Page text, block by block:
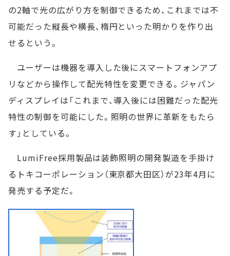
の2軸で光の広がり方を制御できるため、これまでは不
可能だった縦長や横長、楕円といった明かりを作り出
せるという。
ユーザーは機器を導入した後にスマートフォンアプ
リなどから操作して配光特性を変更できる。ジャパン
ディスプレイは「これまで、導入後には困難だった配光
特性の制御を可能にした。照明の世界に革新をもたら
す」としている。
LumiFree採用製品は装飾照明の開発製造を手掛け
るトキコーポレーション（東京都大田区）が23年4月に
発売する予定だ。